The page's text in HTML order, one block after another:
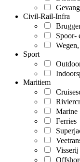
Civil-Rail-Infra
Spoor-
Sport
Maritiem
Marine
Ferries
Visserij